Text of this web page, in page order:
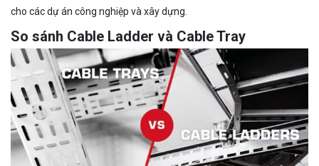
cho các dự án công nghiệp và xây dựng.
So sánh Cable Ladder và Cable Tray